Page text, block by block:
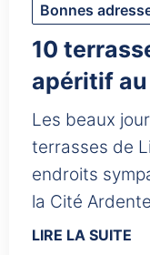
Bonnes
10
apéritif
Les beaux
terrasses de
endroits
la Cité
LIRE LA SUITE